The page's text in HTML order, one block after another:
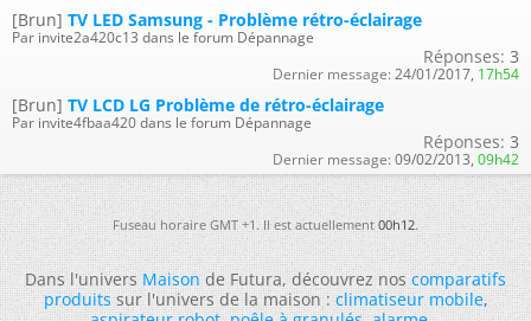
[Brun] TV LED Samsung - Problème rétro-éclairage
Par invite2a420c13 dans le forum Dépannage
Réponses: 3
Dernier message: 24/01/2017, 17h54
[Brun] TV LCD LG Problème de rétro-éclairage
Par invite4fbaa420 dans le forum Dépannage
Réponses: 3
Dernier message: 09/02/2013, 09h42
Fuseau horaire GMT +1. Il est actuellement00h12.
Dans l'universMaisonde Futura, découvrez noscomparatifs
produitssur l'univers de la maison :climatiseur mobile,